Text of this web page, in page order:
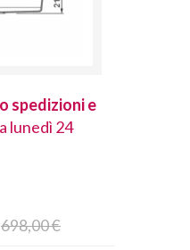
spedizioni e
lunedì 24
698,00 €